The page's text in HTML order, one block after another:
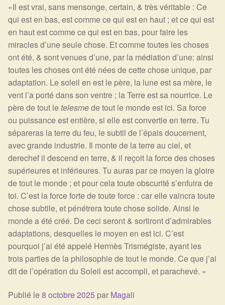
«Il est vrai, sans mensonge, certain, & très véritable : Ce
qui est en bas, est comme ce qui est en haut ; et ce qui est
en haut est comme ce qui est en bas, pour faire les
miracles d’une seule chose. Et comme toutes les choses
ont été, & sont venues d’une, par la médiation d’une: ainsi
toutes les choses ont été nées de cette chose unique, par
adaptation. Le soleil en est le père, la lune est sa mère, le
vent l’a porté dans son ventre ; la Terre est sa nourrice. Le
père de tout le telesmede tout le monde est ici. Sa force
ou puissance est entière, si elle est convertie en terre. Tu
sépareras la terre du feu, le subtil de l’épais doucement,
avec grande industrie. Il monte de la terre au ciel, et
derechef il descend en terre, & il reçoit la force des choses
supérieures et inférieures. Tu auras par ce moyen la gloire
de tout le monde ; et pour cela toute obscurité s’enfuira de
toi. C’est la force forte de toute force : car elle vaincra toute
chose subtile, et pénétrera toute chose solide. Ainsi le
monde a été créé. De ceci seront & sortiront d’admirables
adaptations, desquelles le moyen en est ici. C’est
pourquoi j’ai été appelé Hermès Trismégiste, ayant les
trois parties de la philosophie de tout le monde. Ce que j’ai
dit de l’opération du Soleil est accompli, et parachevé. »
Publié le8 octobre 2025 par Magali